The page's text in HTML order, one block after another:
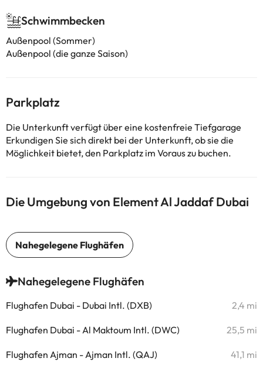
Schwimmbecken
Außenpool (Sommer)
Außenpool (die ganze Saison)
Parkplatz
Die Unterkunft verfügt über eine kostenfreie Tiefgarage
Erkundigen Sie sich direkt bei der Unterkunft, ob sie die
Möglichkeit bietet, den Parkplatz im Voraus zu buchen.
Die Umgebung von Element Al Jaddaf Dubai
Nahegelegene Flughäfen
Flughafen Dubai - Dubai Intl. (DXB) 2,4 mi
Flughafen Dubai - Al Maktoum Intl. (DWC) 25,5 mi
Flughafen Ajman - Ajman Intl. (QAJ) 41,1 mi